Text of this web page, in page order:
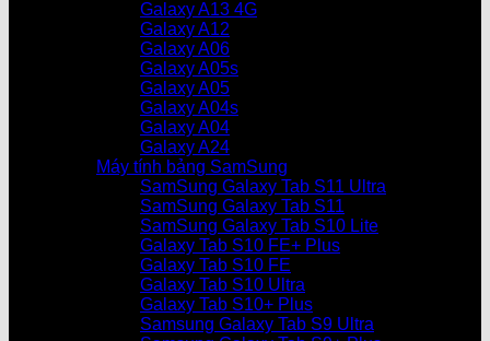
Galaxy A13 4G
Galaxy A12
Galaxy A06
Galaxy A05s
Galaxy A05
Galaxy A04s
Galaxy A04
Galaxy A24
Máy tính bảng SamSung
SamSung Galaxy Tab S11 Ultra
SamSung Galaxy Tab S11
SamSung Galaxy Tab S10 Lite
Galaxy Tab S10 FE+ Plus
Galaxy Tab S10 FE
Galaxy Tab S10 Ultra
Galaxy Tab S10+ Plus
Samsung Galaxy Tab S9 Ultra